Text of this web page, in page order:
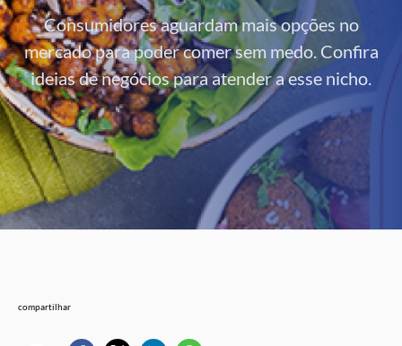
Consumidores aguardam mais opções no
mercado para poder comer sem medo. Confira
ideias de negócios para atender a esse nicho.
compartilhar